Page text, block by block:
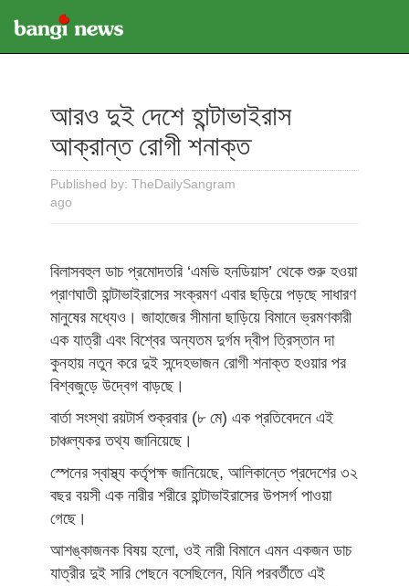
আরও দুই দেশে হান্টাভাইরাস
আক্রান্ত রোগী শনাক্ত
Published by: TheDailySangram
ago
বিলাসবহুল ডাচ প্রমোদতরি ‘এমভি হনডিয়াস’ থেকে শুরু হওয়া
প্রাণঘাতী হান্টাভাইরাসের সংক্রমণ এবার ছড়িয়ে পড়ছে সাধারণ
মানুষের মধ্যেও। জাহাজের সীমানা ছাড়িয়ে বিমানে ভ্রমণকারী
এক যাত্রী এবং বিশ্বের অন্যতম দুর্গম দ্বীপ ত্রিস্তান দা
কুনহায় নতুন করে দুই সন্দেহভাজন রোগী শনাক্ত হওয়ার পর
বিশ্বজুড়ে উদ্বেগ বাড়ছে।
বার্তা সংস্থা রয়টার্স শুক্রবার (৮ মে) এক প্রতিবেদনে এই
চাঞ্চল্যকর তথ্য জানিয়েছে।
স্পেনের স্বাস্থ্য কর্তৃপক্ষ জানিয়েছে, আলিকান্তে প্রদেশের ৩২
বছর বয়সী এক নারীর শরীরে হান্টাভাইরাসের উপসর্গ পাওয়া
গেছে।
আশঙ্কাজনক বিষয় হলো, ওই নারী বিমানে এমন একজন ডাচ
যাত্রীর দুই সারি পেছনে বসেছিলেন, যিনি পরবর্তীতে এই